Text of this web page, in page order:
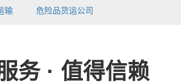
输 危险品货运公司
务 · 值得信赖